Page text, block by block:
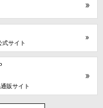
式サイト
販サイト